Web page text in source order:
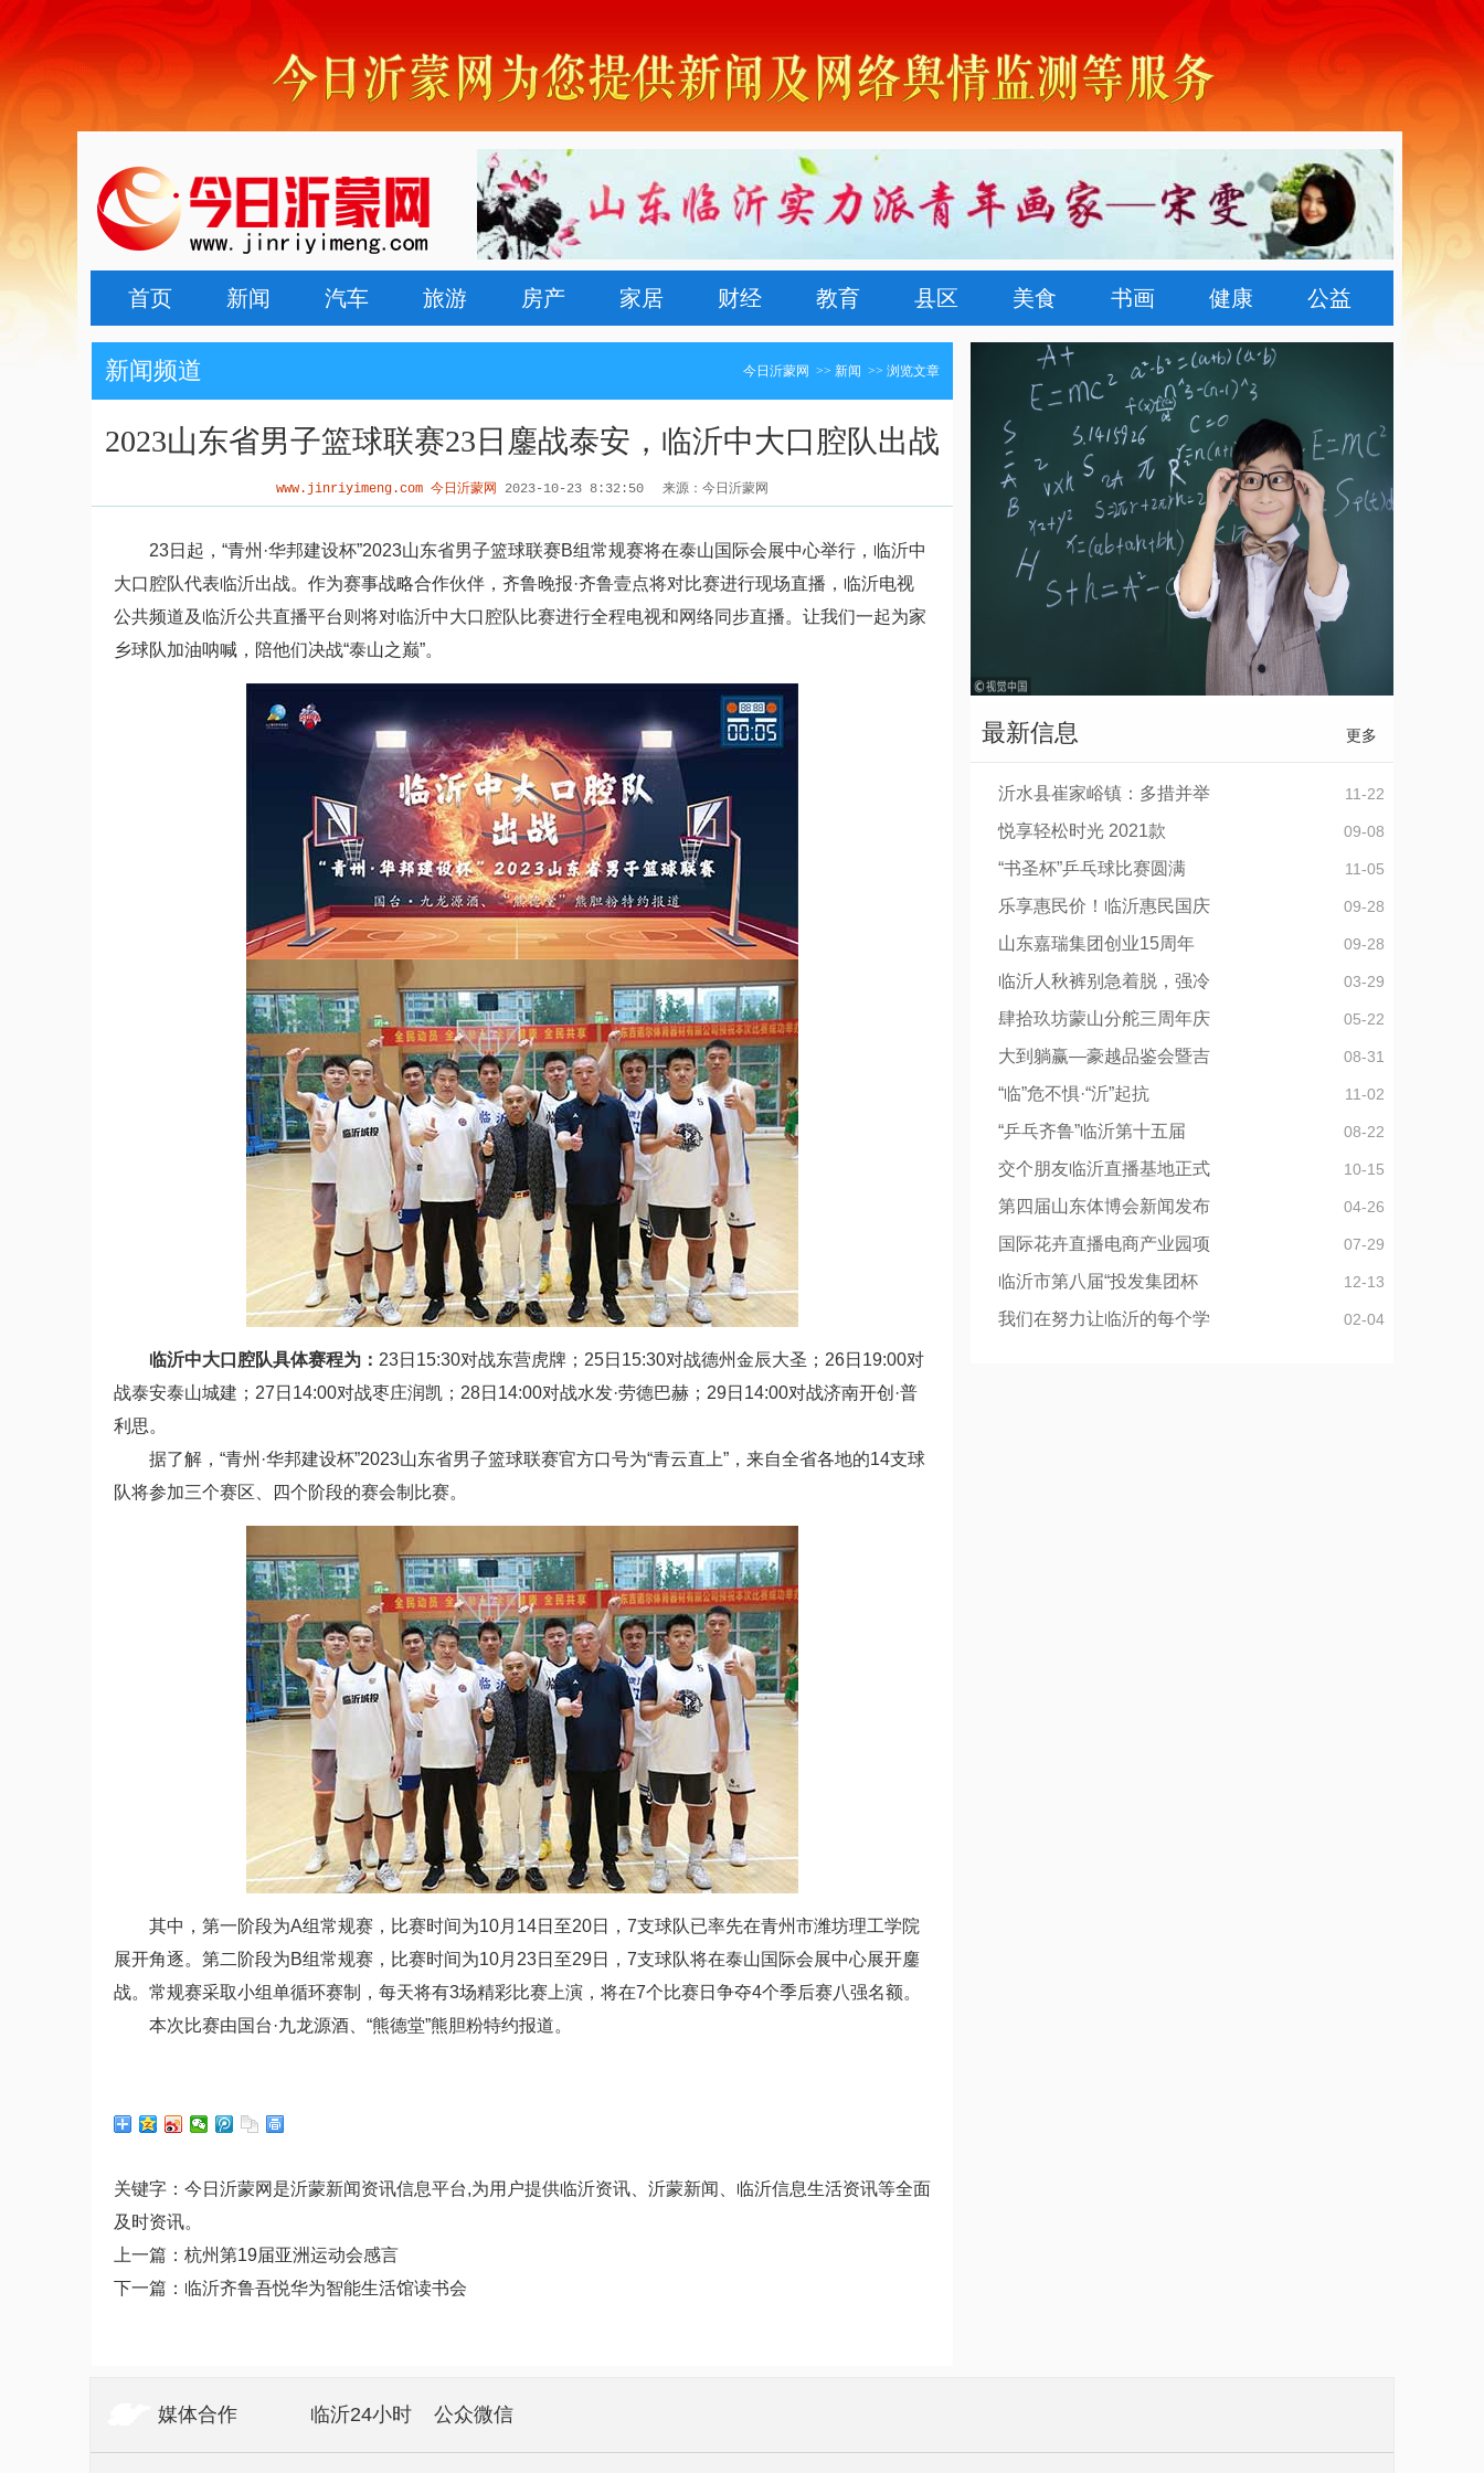
首页 新闻 汽车 旅游 房产 家居 财经 教育 县区 美食 书画 健康 公益
今日沂蒙网 >> 新闻 >> 浏览文章
新闻频道
2023山东省男子篮球联赛23日鏖战泰安，临沂中大口腔队出战
www.jinriyimeng.com 今日沂蒙网 2023-10-23 8:32:50 来源：今日沂蒙网
23日起，“青州·华邦建设杯”2023山东省男子篮球联赛B组常规赛将在泰山国际会展中心举行，临沂中
大口腔队代表临沂出战。作为赛事战略合作伙伴，齐鲁晚报·齐鲁壹点将对比赛进行现场直播，临沂电视
公共频道及临沂公共直播平台则将对临沂中大口腔队比赛进行全程电视和网络同步直播。让我们一起为家
乡球队加油呐喊，陪他们决战“泰山之巅”。
临沂中大口腔队具体赛程为： 23日15:30对战东营虎牌；25日15:30对战德州金辰大圣；26日19:00对
战泰安泰山城建；27日14:00对战枣庄润凯；28日14:00对战水发·劳德巴赫；29日14:00对战济南开创·普
利思。
据了解，“青州·华邦建设杯”2023山东省男子篮球联赛官方口号为“青云直上”，来自全省各地的14支球
队将参加三个赛区、四个阶段的赛会制比赛。
其中，第一阶段为A组常规赛，比赛时间为10月14日至20日，7支球队已率先在青州市潍坊理工学院
展开角逐。第二阶段为B组常规赛，比赛时间为10月23日至29日，7支球队将在泰山国际会展中心展开鏖
战。常规赛采取小组单循环赛制，每天将有3场精彩比赛上演，将在7个比赛日争夺4个季后赛八强名额。
本次比赛由国台·九龙源酒、“熊德堂”熊胆粉特约报道。
关键字：今日沂蒙网是沂蒙新闻资讯信息平台,为用户提供临沂资讯、沂蒙新闻、临沂信息生活资讯等全面
及时资讯。
上一篇： 杭州第19届亚洲运动会感言
下一篇： 临沂齐鲁吾悦华为智能生活馆读书会
更多
最新信息
11-22
沂水县崔家峪镇：多措并举
09-08
悦享轻松时光 2021款
11-05
“书圣杯”乒乓球比赛圆满
09-28
乐享惠民价！临沂惠民国庆
09-28
山东嘉瑞集团创业15周年
03-29
临沂人秋裤别急着脱，强冷
05-22
肆拾玖坊蒙山分舵三周年庆
08-31
大到躺赢—豪越品鉴会暨吉
11-02
“临”危不惧·“沂”起抗
08-22
“乒乓齐鲁”临沂第十五届
10-15
交个朋友临沂直播基地正式
04-26
第四届山东体博会新闻发布
07-29
国际花卉直播电商产业园项
12-13
临沂市第八届“投发集团杯
02-04
我们在努力让临沂的每个学
媒体合作 临沂24小时 公众微信